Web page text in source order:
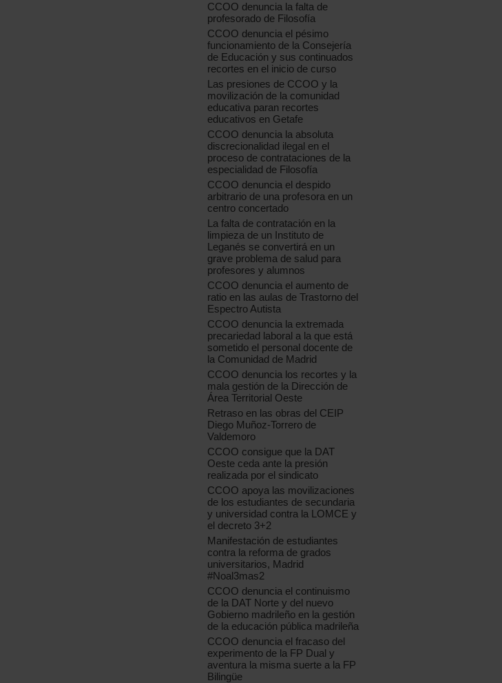
CCOO denuncia la falta de
profesorado de Filosofía
CCOO denuncia el pésimo
funcionamiento de la Consejería
de Educación y sus continuados
recortes en el inicio de curso
Las presiones de CCOO y la
movilización de la comunidad
educativa paran recortes
educativos en Getafe
CCOO denuncia la absoluta
discrecionalidad ilegal en el
proceso de contrataciones de la
especialidad de Filosofía
CCOO denuncia el despido
arbitrario de una profesora en un
centro concertado
La falta de contratación en la
limpieza de un Instituto de
Leganés se convertirá en un
grave problema de salud para
profesores y alumnos
CCOO denuncia el aumento de
ratio en las aulas de Trastorno del
Espectro Autista
CCOO denuncia la extremada
precariedad laboral a la que está
sometido el personal docente de
la Comunidad de Madrid
CCOO denuncia los recortes y la
mala gestión de la Dirección de
Área Territorial Oeste
Retraso en las obras del CEIP
Diego Muñoz-Torrero de
Valdemoro
CCOO consigue que la DAT
Oeste ceda ante la presión
realizada por el sindicato
CCOO apoya las movilizaciones
de los estudiantes de secundaria
y universidad contra la LOMCE y
el decreto 3+2
Manifestación de estudiantes
contra la reforma de grados
universitarios, Madrid
#Noal3mas2
CCOO denuncia el continuismo
de la DAT Norte y del nuevo
Gobierno madrileño en la gestión
de la educación pública madrileña
CCOO denuncia el fracaso del
experimento de la FP Dual y
aventura la misma suerte a la FP
Bilingüe